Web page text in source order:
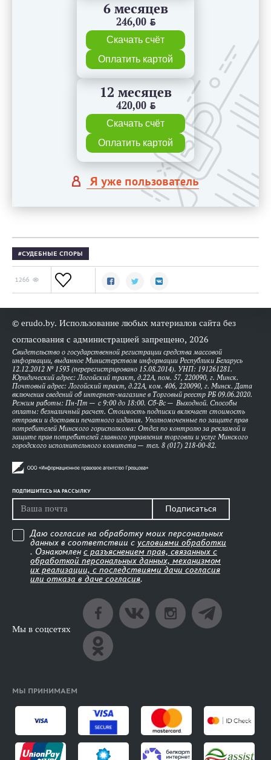
6 месяцев
246,00 BYN
Скачать счёт
Оплатить картой
12 месяцев
420,00 BYN
Скачать счёт
Оплатить картой
Я уже пользователь
СУДЕБНЫЕ СПОРЫ
1266
© erudo.by. Использование любых материалов сайта без
согласования с администрацией запрещено, 2026
Свидетельство о государственной регистрации средства массовой
информации, выданное Министерством информации Республики Беларусь
12.12.2012 № 1593 (перерегистрировано 15.08.2014). УНП: 191261281.
Юридический адрес: Логойский тракт, д.22А, пом. 57, 220090, г. Минск.
Почтовый адрес: Логойский тракт, д.22А, ком. 406, 220090, г. Минск. Дата
включения сведений об интернет-магазине в Торговый реестр РБ 09.06.2020.
Режим работы: Пн-Пт — с 9:00 до 18:00. Сб-Вс — Выходной. Способы
оплаты: безналичный расчет. Стоимость подписки включает стоимость
отправки и доставки печатного издания. Уполномоченные по защите прав
потребителей Минского горисполкома: Отдел по контролю за рекламой и
защите прав потребителей главного управления торговли и услуг Минского
городского исполнительного комитета — тел. 8 (017) 218-00-82.
ПОДПИШИТЕСЬ НА РАССЫЛКУ
Подписаться
Даю согласие на обработку моих персональных
данных в соответствии с условиями обработки
. Ознакомлен с разъяснением прав, связанных с
обработкой персональных данных, механизмом
их реализации, с последствиями дачи согласия
или отказа в даче согласия.
Мы в соцсетях
МЫ ПРИНИМАЕМ